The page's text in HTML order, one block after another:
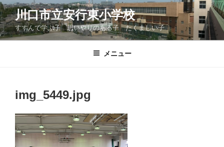
コ
ン
テ
ン
川口市立安行東小学校
すすんで学ぶ子 思いやりのある子 たくましい子
メニュー
img_5449.jpg